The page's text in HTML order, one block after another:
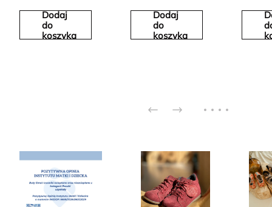
Dodaj
do
koszyka
Dodaj
do
koszyka